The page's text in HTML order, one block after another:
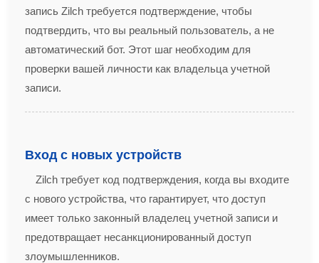
запись Zilch требуется подтверждение, чтобы
подтвердить, что вы реальный пользователь, а не
автоматический бот. Этот шаг необходим для
проверки вашей личности как владельца учетной
записи.
Вход с новых устройств
Zilch требует код подтверждения, когда вы входите
с нового устройства, что гарантирует, что доступ
имеет только законный владелец учетной записи и
предотвращает несанкционированный доступ
злоумышленников.